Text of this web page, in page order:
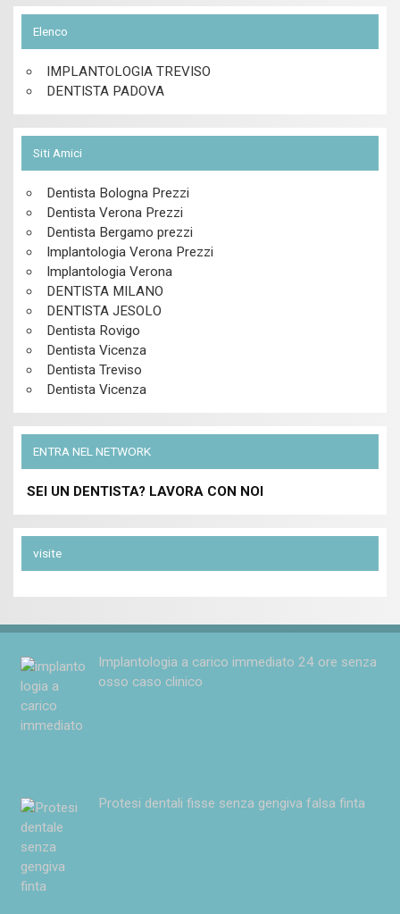
Elenco
IMPLANTOLOGIA TREVISO
DENTISTA PADOVA
Siti Amici
Dentista Bologna Prezzi
Dentista Verona Prezzi
Dentista Bergamo prezzi
Implantologia Verona Prezzi
Implantologia Verona
DENTISTA MILANO
DENTISTA JESOLO
Dentista Rovigo
Dentista Vicenza
Dentista Treviso
Dentista Vicenza
ENTRA NEL NETWORK
SEI UN DENTISTA? LAVORA CON NOI
visite
Implantologia a carico immediato 24 ore senza
osso caso clinico
Protesi dentali fisse senza gengiva falsa finta